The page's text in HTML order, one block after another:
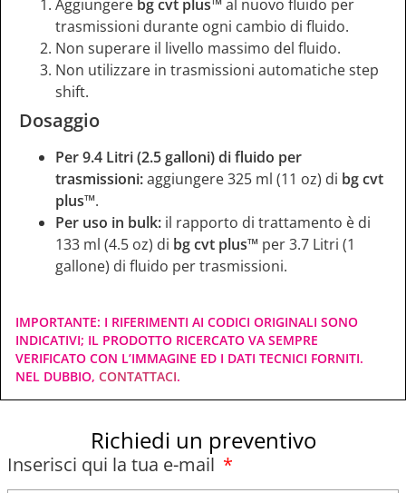
Aggiungere bg cvt plus™al nuovo fluido per
trasmissioni durante ogni cambio di fluido.
Non superare il livello massimo del fluido.
Non utilizzare in trasmissioni automatiche step
shift.
Dosaggio
Per 9.4 Litri (2.5 galloni) di fluido per
trasmissioni:aggiungere 325 ml (11 oz) di bg cvt
plus™.
Per uso in bulk: il rapporto di trattamento è di
133 ml (4.5 oz) di bg cvt plus™ per 3.7 Litri (1
gallone) di fluido per trasmissioni.
IMPORTANTE: I RIFERIMENTI AI CODICI ORIGINALI SONO
INDICATIVI; IL PRODOTTO RICERCATO VA SEMPRE
VERIFICATO CON L’IMMAGINE ED I DATI TECNICI FORNITI.
NEL DUBBIO, CONTATTACI.
Richiedi un preventivo
Inserisci qui la tua e-mail